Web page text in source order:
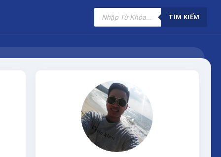
Tìm
kiếm
phẩm
TÌM KIẾM